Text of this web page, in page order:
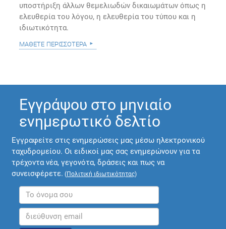
υποστήριξη άλλων θεμελιωδών δικαιωμάτων όπως η
ελευθερία του λόγου, η ελευθερία του τύπου και η
ιδιωτικότητα.
μάθετε περισσότερα
Εγγράψου στο μηνιαίο
ενημερωτικό δελτίο
Εγγραφείτε στις ενημερώσεις μας μέσω ηλεκτρονικού
ταχυδρομείου. Οι ειδικοί μας σας ενημερώνουν για τα
τρέχοντα νέα, γεγονότα, δράσεις και πως να
συνεισφέρετε. (Πολιτική ιδιωτικότητας)